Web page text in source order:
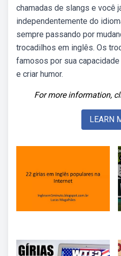
chamadas de slangs e você
independentemente do
sempre passando por
trocadilhos em inglês. Os
famosos por sua
e criar humor.
For more information,
LEARN